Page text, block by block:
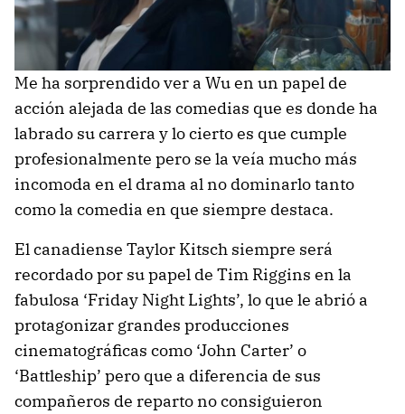
Me ha sorprendido ver a Wu en un papel de
acción alejada de las comedias que es donde ha
labrado su carrera y lo cierto es que cumple
profesionalmente pero se la veía mucho más
incomoda en el drama al no dominarlo tanto
como la comedia en que siempre destaca.
El canadiense Taylor Kitsch siempre será
recordado por su papel de Tim Riggins en la
fabulosa ‘Friday Night Lights’, lo que le abrió a
protagonizar grandes producciones
cinematográficas como ‘John Carter’ o
‘Battleship’ pero que a diferencia de sus
compañeros de reparto no consiguieron